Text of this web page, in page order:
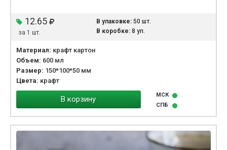
12.65
за 1 шт.
В упаковке:50 шт.
В коробке:8 уп.
Материал: крафт картон
Объем: 600 мл
Размер: 150*100*50 мм
Цвета: крафт
В корзину
МСК
СПБ